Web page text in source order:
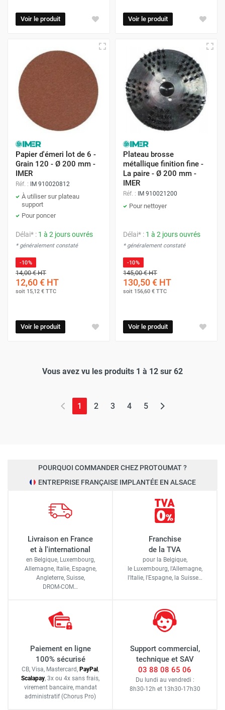
Voir le produit Voir le produit
Papier d'émeri lot de 6 -
Grain 120 - Ø 200 mm -
IMER
Réf. : IM 910020812
À utiliser sur plateau
support
Pour poncer
Délai* : 1 à 2 jours ouvrés
* généralement constaté
-10%
14,00 €HT
12,60 € HT
soit 15,12 € TTC
Voir le produit
Plateau brosse
métallique finition fine -
La paire - Ø 200 mm -
IMER
Réf. : IM 910021200
Pour nettoyer
Délai* : 1 à 2 jours ouvrés
* généralement constaté
-10%
145,00 €HT
130,50 € HT
soit 156,60 € TTC
Voir le produit
Vous avez vu les produits 1 à 12 sur 62
1 (page actuelle)
2 3 4 5
POURQUOI COMMANDER CHEZ PROTOUMAT ?
ENTREPRISE FRANÇAISE IMPLANTÉE EN ALSACE
Livraison en France
et à l'international
en Belgique, Luxembourg,
Allemagne, Italie, Espagne,
Angleterre, Suisse,
DROM-COM…
Franchise
de la TVA
pour la Belgique,
le Luxembourg, l'Allemagne,
l'Italie, l'Espagne, la Suisse…
Paiement en ligne
100% sécurisé
CB, Visa, Mastercard, PayPal,
Scalapay, 3x ou 4x sans frais,
virement bancaire, mandat
administratif (Chorus Pro)
Support commercial,
technique et SAV
03 88 08 65 06
Du lundi au vendredi :
8h30-12h et 13h30-17h30